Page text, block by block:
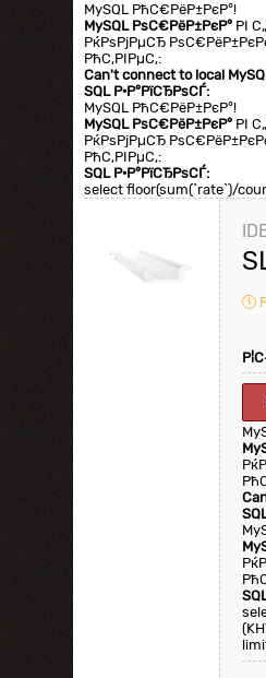
MySQL РћС€РёР±РєР°!
MySQL РѕС€РёР±РєР° РІ
РќРѕРјРµСЂ
РћС‚РІРµС‚:
Can't connect to local
SQL Р·Р°РїСЂРѕСЃ:
MySQL РћС€РёР±РєР°!
MySQL РѕС€РёР±РєР° РІ
РќРѕРјРµСЂ
РћС‚РІРµС‚:
SQL Р·Р°РїСЂРѕСЃ:
select floor(sum(`rate`)/